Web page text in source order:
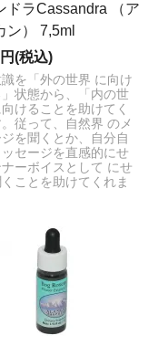
ドラCassandra （ア
ン） 7,5ml
(税込)
識を「外の世界 に向け
状態から、「内の世
けることを助けてく
従って、自然界 のメ
ジを聞くとか、自分自
セージを直感的にせ
ナーボイスとして にせ
ことを助けてくれま